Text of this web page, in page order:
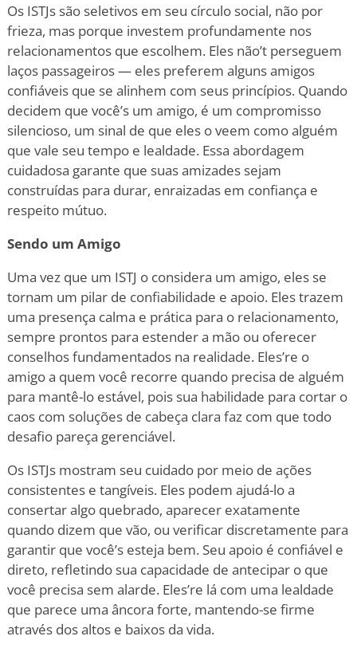
Os ISTJs são seletivos em seu círculo social, não por
frieza, mas porque investem profundamente nos
relacionamentos que escolhem. Eles não’t perseguem
laços passageiros — eles preferem alguns amigos
confiáveis que se alinhem com seus princípios. Quando
decidem que você’s um amigo, é um compromisso
silencioso, um sinal de que eles o veem como alguém
que vale seu tempo e lealdade. Essa abordagem
cuidadosa garante que suas amizades sejam
construídas para durar, enraizadas em confiança e
respeito mútuo.
Sendo um Amigo
Uma vez que um ISTJ o considera um amigo, eles se
tornam um pilar de confiabilidade e apoio. Eles trazem
uma presença calma e prática para o relacionamento,
sempre prontos para estender a mão ou oferecer
conselhos fundamentados na realidade. Eles’re o
amigo a quem você recorre quando precisa de alguém
para mantê-lo estável, pois sua habilidade para cortar o
caos com soluções de cabeça clara faz com que todo
desafio pareça gerenciável.
Os ISTJs mostram seu cuidado por meio de ações
consistentes e tangíveis. Eles podem ajudá-lo a
consertar algo quebrado, aparecer exatamente
quando dizem que vão, ou verificar discretamente para
garantir que você’s esteja bem. Seu apoio é confiável e
direto, refletindo sua capacidade de antecipar o que
você precisa sem alarde. Eles’re lá com uma lealdade
que parece uma âncora forte, mantendo-se firme
através dos altos e baixos da vida.